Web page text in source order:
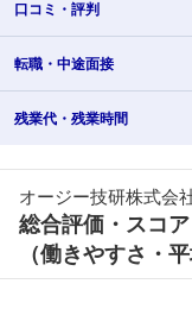
口コミ・ 評判
転職・ 中途面接
残業代・ 残業時間
オージー技研株式会
総合評価・スコア
（働きやすさ・